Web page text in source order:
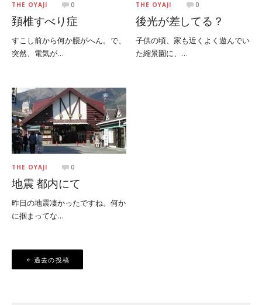
THE OYAJI 0
頚椎すべり症
すこし前から何か腰がへん。で、
突然、電気が…
THE OYAJI 0
後光が差してる？
子供の頃、家も近くよく遊んでい
た縮景園に、…
THE OYAJI 0
地震 都内にて
昨日の地震凄かったですね。何か
に掴まってな…
投
稿
過去の投稿